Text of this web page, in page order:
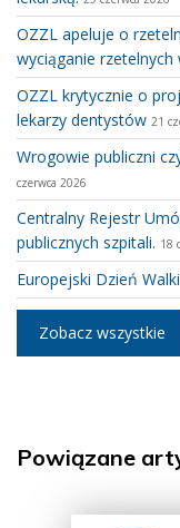
OZZL apeluje o
wyciąganie
OZZL krytycznie o
lekarzy dentystów 21
Wrogowie publiczni
czerwca 2026
Centralny Rejestr
publicznych szpitali. 18
Europejski Dzień
Zobacz wszystkie
Powiązane